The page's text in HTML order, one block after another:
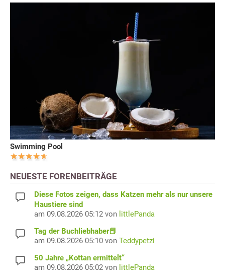
Swimming Pool
NEUESTE FORENBEITRÄGE
Diese Fotos zeigen, dass Katzen mehr als nur unsere
Haustiere sind
am 09.08.2026 05:12 von littlePanda
Tag der Buchliebhaber📕
am 09.08.2026 05:10 von Teddypetzi
50 Jahre „Kottan ermittelt“
am 09.08.2026 05:02 von littlePanda